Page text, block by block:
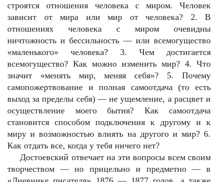
строятся отношения человека с миром. Человек
зависит от мира или мир от человека? 2. В
отношениях человека с миром очевидны
ничтожность и бессильность — или всемогущество
«маленького» человека? 3. Чем достигается
всемогущество? Как можно изменить мир? 4. Что
значит «менять мир, меняя себя»? 5. Почему
самопожертвование и полная самоотдача (то есть
выход за пределы себя) — не ущемление, а расцвет и
осуществление моего бытия? Как самоотдача
становится способом подключения к другому и к
миру и возможностью влиять на другого и мир? 6.
Как отдать все, когда у тебя ничего нет?
Достоевский отвечает на эти вопросы всем своим
творчеством — но прицельно и предметно — в